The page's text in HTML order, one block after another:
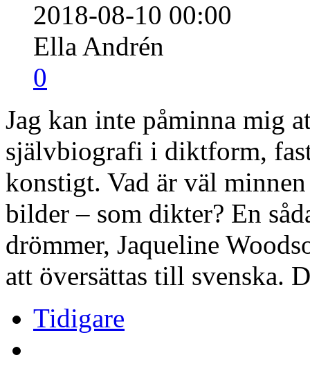
2018-08-10 00:00
Ella Andrén
0
Jag kan inte påminna mig
självbiografi i diktform,
konstigt. Vad är väl
bilder – som dikter? En
drömmer, Jaqueline
att översättas till svenska.
Tidigare